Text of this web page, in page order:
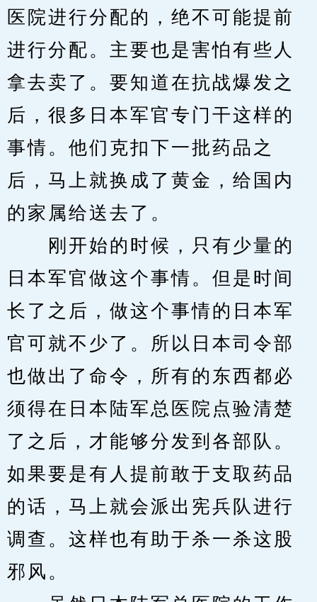
医院进行分配的，绝不可能提前
进行分配。主要也是害怕有些人
拿去卖了。要知道在抗战爆发之
后，很多日本军官专门干这样的
事情。他们克扣下一批药品之
后，马上就换成了黄金，给国内
的家属给送去了。
刚开始的时候，只有少量的
日本军官做这个事情。但是时间
长了之后，做这个事情的日本军
官可就不少了。所以日本司令部
也做出了命令，所有的东西都必
须得在日本陆军总医院点验清楚
了之后，才能够分发到各部队。
如果要是有人提前敢于支取药品
的话，马上就会派出宪兵队进行
调查。这样也有助于杀一杀这股
邪风。